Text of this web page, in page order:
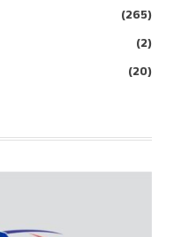
(265)
(2)
(20)